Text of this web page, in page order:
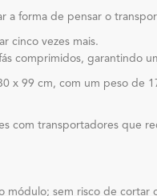
forma de pensar o
cinco vezes mais.
comprimidos, garantindo
x 99 cm, com um peso de
com transportadores que
sem risco de